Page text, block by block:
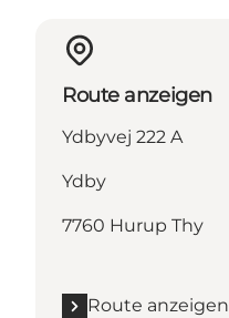
Route anzeigen
Ydbyvej 222 A
Ydby
7760 Hurup Thy
Route anzeigen